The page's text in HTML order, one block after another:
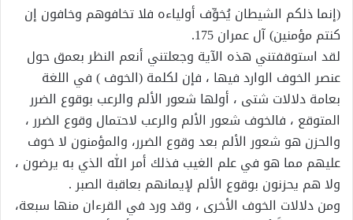
(إنما ذلكم الشيطان يُخوِّف أولياءه فلا تخافوهم وخافون إن
كنتم مؤمنين) آل عمران 175.
لقد استوقفتني هذه الآية وجعلتني أنعم النظر بعمق حول
عنصر الخوف الوارد فيها ، فإن لكلمة (الخوف ) في اللغة
بعامة دلالات شتى ، أولها شعور الألم والرعب بوقوع الضرر
المتوقع ، فالخوف شعور الألم والرعب لاحتمال وقوع الضرر ،
والحزن هو شعور الألم بعد وقوع الضرر، والمؤمنون لا خوف
عليهم مما هو في علم الغيب فذلك أمر الله الذي به يرضون ،
ولا هم يحزنون بوقوع الألم لإيمانهم بعاقبة الصبر .
ومن دلالات الخوف الأخرى ، وقد ورد في القرءان منها سبعة،